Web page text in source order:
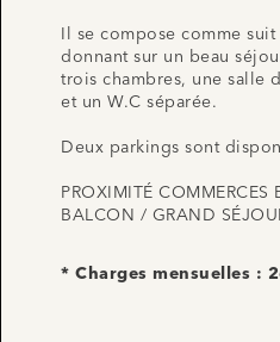
Il se compose comme
donnant sur un beau
trois chambres, une salle
et un W.C séparée.
Deux parkings sont
PROXIMITÉ
BALCON / GRAND
* Charges mensuelles :